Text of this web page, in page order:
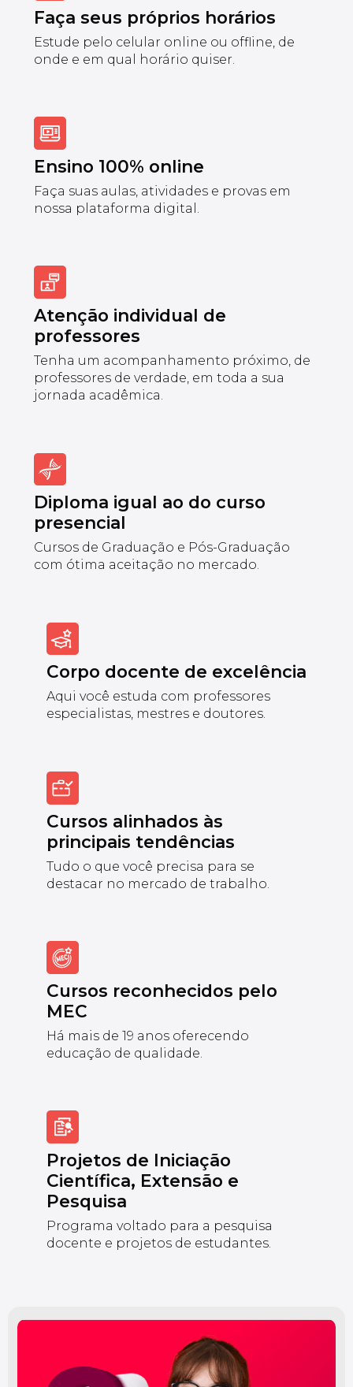
Faça seus próprios horários
Estude pelo celular online ou offline, de
onde e em qual horário quiser.
Ensino 100% online
Faça suas aulas, atividades e provas em
nossa plataforma digital.
Atenção individual de
professores
Tenha um acompanhamento próximo, de
professores de verdade, em toda a sua
jornada acadêmica.
Diploma igual ao do curso
presencial
Cursos de Graduação e Pós-Graduação
com ótima aceitação no mercado.
Corpo docente de excelência
Aqui você estuda com professores
especialistas, mestres e doutores.
Cursos alinhados às
principais tendências
Tudo o que você precisa para se
destacar no mercado de trabalho.
Cursos reconhecidos pelo
MEC
Há mais de 19 anos oferecendo
educação de qualidade.
Projetos de Iniciação
Científica, Extensão e
Pesquisa
Programa voltado para a pesquisa
docente e projetos de estudantes.